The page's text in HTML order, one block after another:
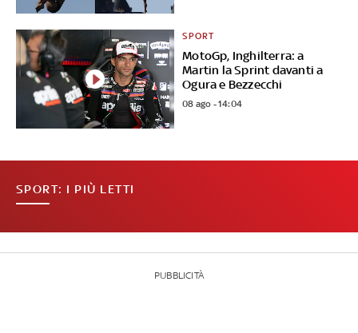
MotoGp, Inghilterra: a
Martin la Sprint davanti a
Ogura e Bezzecchi
SPORT
08 ago - 14:04
SPORT: I PIÙ LETTI
PUBBLICITÀ